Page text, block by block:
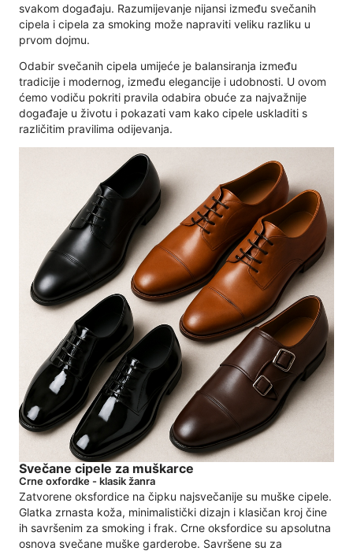
svakom događaju. Razumijevanje nijansi između svečanih
cipela i cipela za smoking može napraviti veliku razliku u
prvom dojmu.
Odabir svečanih cipela umijeće je balansiranja između
tradicije i modernog, između elegancije i udobnosti. U ovom
ćemo vodiču pokriti pravila odabira obuće za najvažnije
događaje u životu i pokazati vam kako cipele uskladiti s
različitim pravilima odijevanja.
Svečane cipele za muškarce
Crne oxfordke - klasik žanra
Zatvorene oksfordice na čipku najsvečanije su muške cipele.
Glatka zrnasta koža, minimalistički dizajn i klasičan kroj čine
ih savršenim za smoking i frak. Crne oksfordice su apsolutna
osnova svečane muške garderobe. Savršene su za